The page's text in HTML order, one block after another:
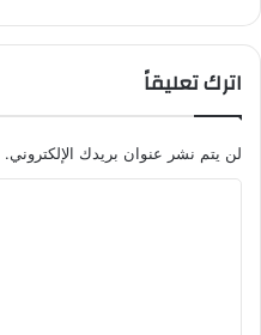
اترك تعليقاً
لن يتم نشر عنوان بريدك الإلكتروني.